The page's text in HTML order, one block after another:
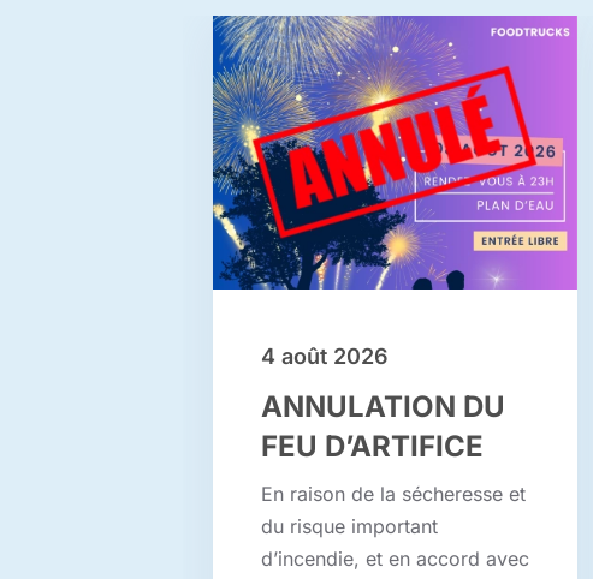
4 août 2026
ANNULATION DU
FEU D’ARTIFICE
En raison de la sécheresse et
du risque important
d’incendie, et en accord avec